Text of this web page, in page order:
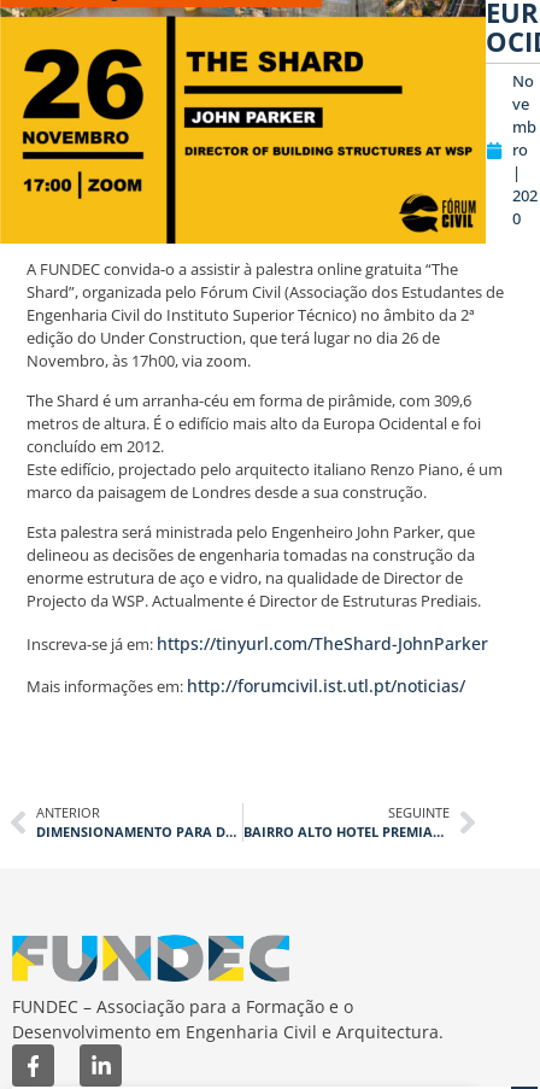
No
ve
mb
ro
|
202
0
A FUNDEC convida-o a assistir à palestra online gratuita “The
Shard”, organizada pelo Fórum Civil (Associação dos Estudantes de
Engenharia Civil do Instituto Superior Técnico) no âmbito da 2ª
edição do Under Construction, que terá lugar no dia 26 de
Novembro, às 17h00, via zoom.
The Shard é um arranha-céu em forma de pirâmide, com 309,6
metros de altura. É o edifício mais alto da Europa Ocidental e foi
concluído em 2012.
Este edifício, projectado pelo arquitecto italiano Renzo Piano, é um
marco da paisagem de Londres desde a sua construção.
Esta palestra será ministrada pelo Engenheiro John Parker, que
delineou as decisões de engenharia tomadas na construção da
enorme estrutura de aço e vidro, na qualidade de Director de
Projecto da WSP. Actualmente é Director de Estruturas Prediais.
Inscreva-se já em: https://tinyurl.com/TheShard-JohnParker
Mais informações em: http://forumcivil.ist.utl.pt/noticias/
ANTERIOR
DIMENSIONAMENTO PARA DEFORMAÇÕES IMPOSTAS NAS ESTRUTURAS DE BETÃO
SEGUINTE
BAIRRO ALTO HOTEL PREMIADO PELA REABILITAÇÃO URBANA
FUNDEC – Associação para a Formação e o
Desenvolvimento em Engenharia Civil e Arquitectura.